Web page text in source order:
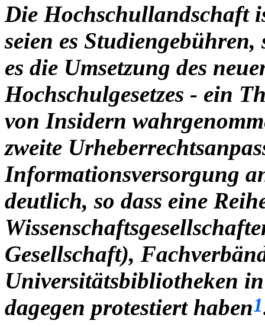
Die Hochschullandschaft
seien es Studiengebühren,
es die Umsetzung des
Hochschulgesetzes - ein
von Insidern
zweite
Informationsversorgung
deutlich, so dass eine
Gesellschaft),
Universitätsbibliotheken
dagegen protestiert haben1